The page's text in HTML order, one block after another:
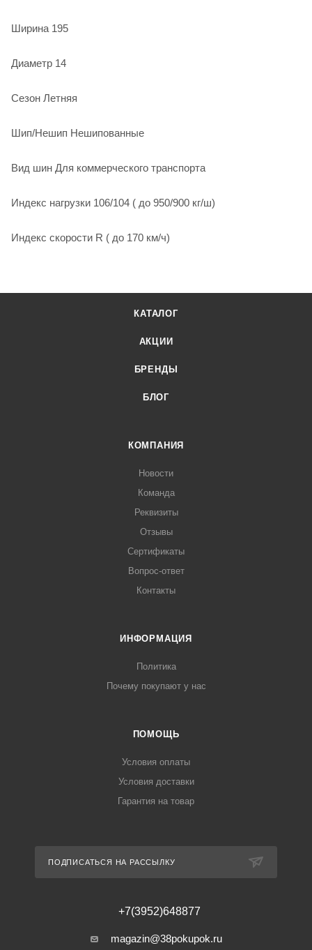
Ширина 195
Диаметр 14
Сезон Летняя
Шип/Нешип Нешипованные
Вид шин Для коммерческого транспорта
Индекс нагрузки 106/104 ( до 950/900 кг/ш)
Индекс скорости R ( до 170 км/ч)
КАТАЛОГ
АКЦИИ
БРЕНДЫ
БЛОГ
КОМПАНИЯ
Новости
Команда
Реквизиты
Отзывы
Сертификаты
Вопрос-ответ
Контакты
ИНФОРМАЦИЯ
Политика
Почему покупают у нас
ПОМОЩЬ
Условия оплаты
Условия доставки
Гарантия на товар
ПОДПИСАТЬСЯ НА РАССЫЛКУ
+7(3952)648877
magazin@38pokupok.ru